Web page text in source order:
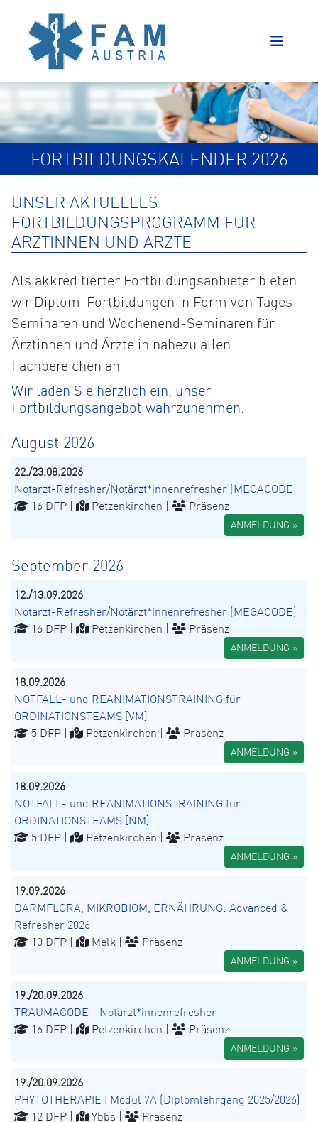
FORTBILDUNGSKALENDER 2026
UNSER AKTUELLES
FORTBILDUNGSPROGRAMM FÜR
ÄRZTINNEN UND ÄRZTE
Als akkreditierter Fortbildungsanbieter bieten
wir Diplom-Fortbildungen in Form von Tages-
Seminaren und Wochenend-Seminaren für
Ärztinnen und Ärzte in nahezu allen
Fachbereichen an
Wir laden Sie herzlich ein, unser
Fortbildungsangebot wahrzunehmen.
August 2026
22./23.08.2026
Notarzt-Refresher/Notärzt*innenrefresher (MEGACODE)
16 DFP |
Petzenkirchen | Präsenz
ANMELDUNG »
September 2026
12./13.09.2026
Notarzt-Refresher/Notärzt*innenrefresher (MEGACODE)
16 DFP |
Petzenkirchen | Präsenz
ANMELDUNG »
18.09.2026
NOTFALL- und REANIMATIONSTRAINING für
ORDINATIONSTEAMS [VM]
5 DFP |
Petzenkirchen | Präsenz
ANMELDUNG »
18.09.2026
NOTFALL- und REANIMATIONSTRAINING für
ORDINATIONSTEAMS [NM]
5 DFP |
Petzenkirchen | Präsenz
ANMELDUNG »
19.09.2026
DARMFLORA, MIKROBIOM, ERNÄHRUNG: Advanced &
Refresher 2026
10 DFP |
Melk | Präsenz
ANMELDUNG »
19./20.09.2026
TRAUMACODE - Notärzt*innenrefresher
16 DFP |
Petzenkirchen | Präsenz
ANMELDUNG »
19./20.09.2026
PHYTOTHERAPIE I Modul 7A (Diplomlehrgang 2025/2026)
12 DFP |
Ybbs | Präsenz